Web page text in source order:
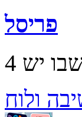
פריסל
ולוח